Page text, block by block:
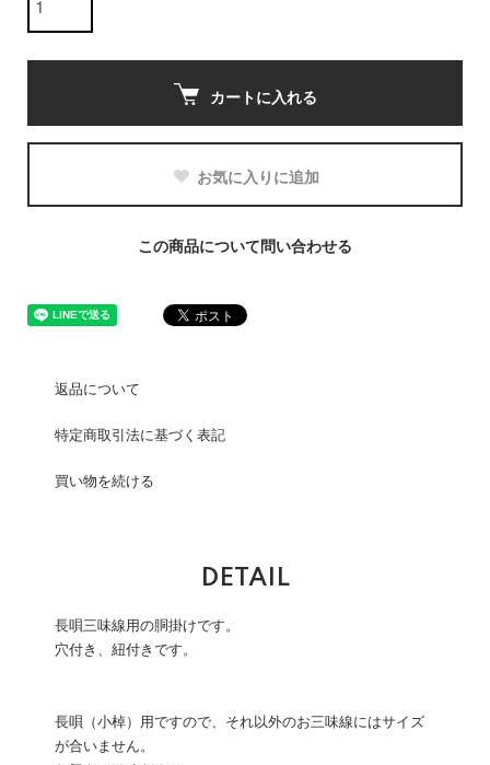
カートに入れる
お気に入りに追加
この商品について問い合わせる
返品について
特定商取引法に基づく表記
買い物を続ける
DETAIL
長唄三味線用の胴掛けです。
穴付き、紐付きです。
長唄（小棹）用ですので、それ以外のお三味線にはサイズ
が合いません。